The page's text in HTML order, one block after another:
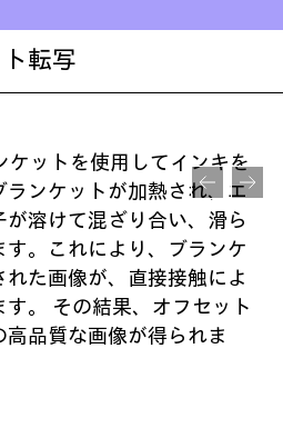
転写
ケットを使用してインキを
ンケットが加熱され、エ
が溶けて混ざり合い、滑ら
。これにより、ブランケ
た画像が、直接接触によ
。 その結果、オフセット
品質な画像が得られま